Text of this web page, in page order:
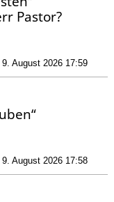
Pastor?
August 2026 17:59
August 2026 17:58